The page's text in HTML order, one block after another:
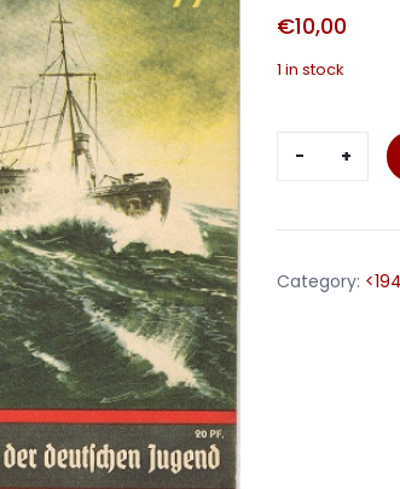
€10,00
1 in stock
107
Category: